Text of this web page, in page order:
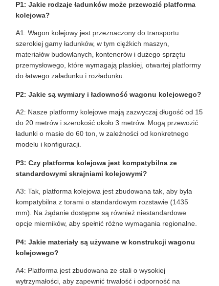
P1: Jakie rodzaje ładunków może przewozić platforma
kolejowa?
A1: Wagon kolejowy jest przeznaczony do transportu
szerokiej gamy ładunków, w tym ciężkich maszyn,
materiałów budowlanych, kontenerów i dużego sprzętu
przemysłowego, które wymagają płaskiej, otwartej platformy
do łatwego załadunku i rozładunku.
P2: Jakie są wymiary i ładowność wagonu kolejowego?
A2: Nasze platformy kolejowe mają zazwyczaj długość od 15
do 20 metrów i szerokość około 3 metrów. Mogą przewozić
ładunki o masie do 60 ton, w zależności od konkretnego
modelu i konfiguracji.
P3: Czy platforma kolejowa jest kompatybilna ze
standardowymi skrajniami kolejowymi?
A3: Tak, platforma kolejowa jest zbudowana tak, aby była
kompatybilna z torami o standardowym rozstawie (1435
mm). Na żądanie dostępne są również niestandardowe
opcje mierników, aby spełnić różne wymagania regionalne.
P4: Jakie materiały są używane w konstrukcji wagonu
kolejowego?
A4: Platforma jest zbudowana ze stali o wysokiej
wytrzymałości, aby zapewnić trwałość i odporność na